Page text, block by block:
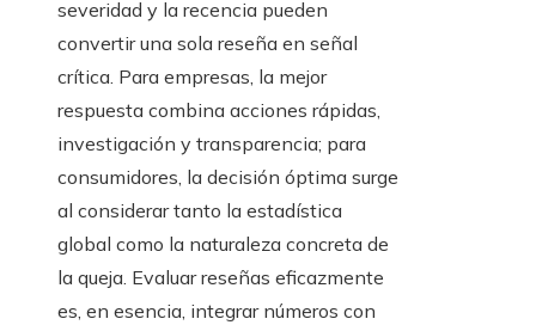
severidad y la recencia pueden
convertir una sola reseña en señal
crítica. Para empresas, la mejor
respuesta combina acciones rápidas,
investigación y transparencia; para
consumidores, la decisión óptima surge
al considerar tanto la estadística
global como la naturaleza concreta de
la queja. Evaluar reseñas eficazmente
es, en esencia, integrar números con